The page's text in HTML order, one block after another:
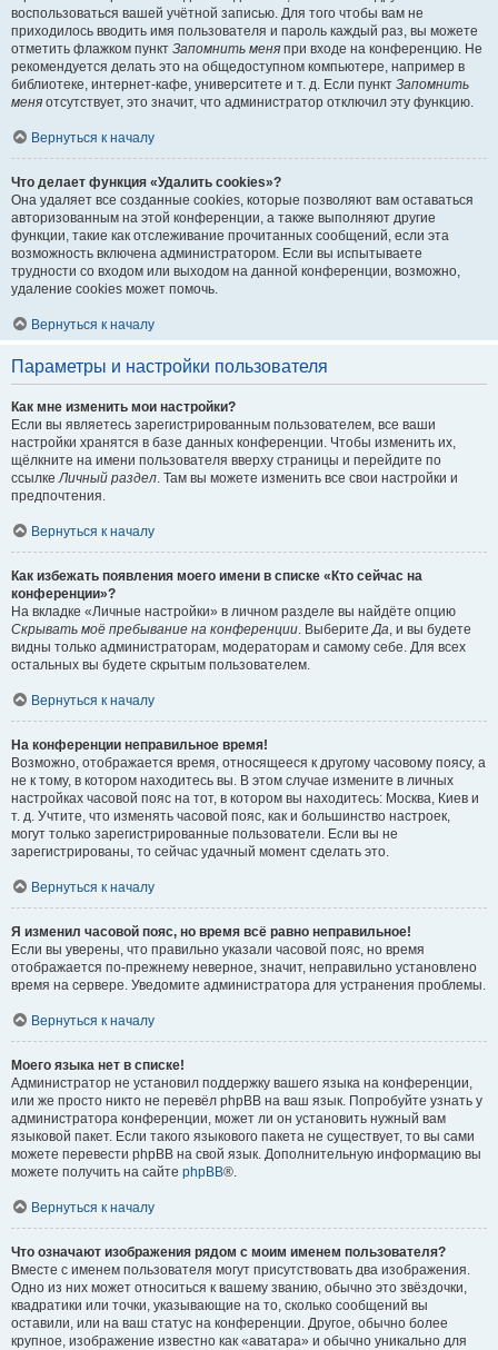
воспользоваться вашей учётной записью. Для того чтобы вам не
приходилось вводить имя пользователя и пароль каждый раз, вы можете
отметить флажком пункт Запомнить меня при входе на конференцию. Не
рекомендуется делать это на общедоступном компьютере, например в
библиотеке, интернет-кафе, университете и т. д. Если пункт Запомнить
меня отсутствует, это значит, что администратор отключил эту функцию.
Вернуться к началу
Что делает функция «Удалить cookies»?
Она удаляет все созданные cookies, которые позволяют вам оставаться
авторизованным на этой конференции, а также выполняют другие
функции, такие как отслеживание прочитанных сообщений, если эта
возможность включена администратором. Если вы испытываете
трудности со входом или выходом на данной конференции, возможно,
удаление cookies может помочь.
Вернуться к началу
Параметры и настройки пользователя
Как мне изменить мои настройки?
Если вы являетесь зарегистрированным пользователем, все ваши
настройки хранятся в базе данных конференции. Чтобы изменить их,
щёлкните на имени пользователя вверху страницы и перейдите по
ссылкеЛичный раздел. Там вы можете изменить все свои настройки и
предпочтения.
Вернуться к началу
Как избежать появления моего имени в списке «Кто сейчас на
конференции»?
На вкладке «Личные настройки» в личном разделе вы найдёте опцию
Скрывать моё пребывание на конференции. ВыберитеДа, и вы будете
видны только администраторам, модераторам и самому себе. Для всех
остальных вы будете скрытым пользователем.
Вернуться к началу
На конференции неправильное время!
Возможно, отображается время, относящееся к другому часовому поясу, а
не к тому, в котором находитесь вы. В этом случае измените в личных
настройках часовой пояс на тот, в котором вы находитесь: Москва, Киев и
т. д. Учтите, что изменять часовой пояс, как и большинство настроек,
могут только зарегистрированные пользователи. Если вы не
зарегистрированы, то сейчас удачный момент сделать это.
Вернуться к началу
Я изменил часовой пояс, но время всё равно неправильное!
Если вы уверены, что правильно указали часовой пояс, но время
отображается по-прежнему неверное, значит, неправильно установлено
время на сервере. Уведомите администратора для устранения проблемы.
Вернуться к началу
Моего языка нет в списке!
Администратор не установил поддержку вашего языка на конференции,
или же просто никто не перевёл phpBB на ваш язык. Попробуйте узнать у
администратора конференции, может ли он установить нужный вам
языковой пакет. Если такого языкового пакета не существует, то вы сами
можете перевести phpBB на свой язык. Дополнительную информацию вы
можете получить на сайте phpBB®.
Вернуться к началу
Что означают изображения рядом с моим именем пользователя?
Вместе с именем пользователя могут присутствовать два изображения.
Одно из них может относиться к вашему званию, обычно это звёздочки,
квадратики или точки, указывающие на то, сколько сообщений вы
оставили, или на ваш статус на конференции. Другое, обычно более
крупное, изображение известно как «аватара» и обычно уникально для